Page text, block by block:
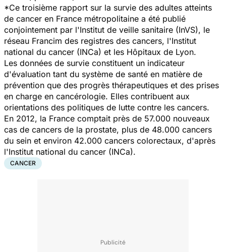
*Ce troisième rapport sur la survie des adultes atteints
de cancer en France métropolitaine a été publié
conjointement par l'Institut de veille sanitaire (InVS), le
réseau Francim des registres des cancers, l'Institut
national du cancer (INCa) et les Hôpitaux de Lyon.
Les données de survie constituent un indicateur
d'évaluation tant du système de santé en matière de
prévention que des progrès thérapeutiques et des prises
en charge en cancérologie. Elles contribuent aux
orientations des politiques de lutte contre les cancers.
En 2012, la France comptait près de 57.000 nouveaux
cas de cancers de la prostate, plus de 48.000 cancers
du sein et environ 42.000 cancers colorectaux, d'après
l'Institut national du cancer (INCa).
CANCER